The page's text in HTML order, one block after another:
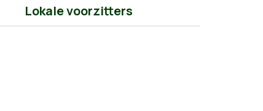
Lokale voorzitters